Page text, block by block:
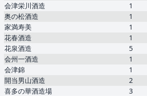
会津栄川酒造
1
奥の松酒造
1
家満寿美
1
花春酒造
1
花泉酒造
5
会州一酒造
1
会津錦
1
開当男山酒造
2
喜多の華酒造場
3